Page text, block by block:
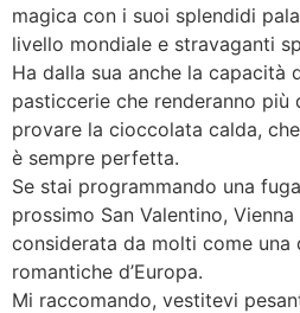
magica con i suoi splendidi
livello mondiale e stravaganti
Ha dalla sua anche la capacità
pasticcerie che renderanno più
provare la cioccolata calda,
è sempre perfetta.
Se stai programmando una
prossimo San Valentino,
considerata da molti come una
romantiche d’Europa.
Mi raccomando, vestitevi